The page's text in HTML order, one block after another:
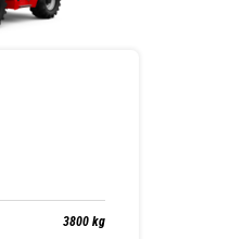
3800 kg